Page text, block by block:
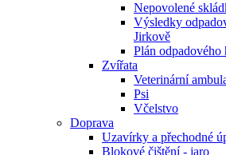
Nepovolené
Výsledky
Jirkově
Plán odpadového
Zvířata
Veterinární
Psi
Včelstvo
Doprava
Uzavírky a přechodné
Blokové čištění - jaro